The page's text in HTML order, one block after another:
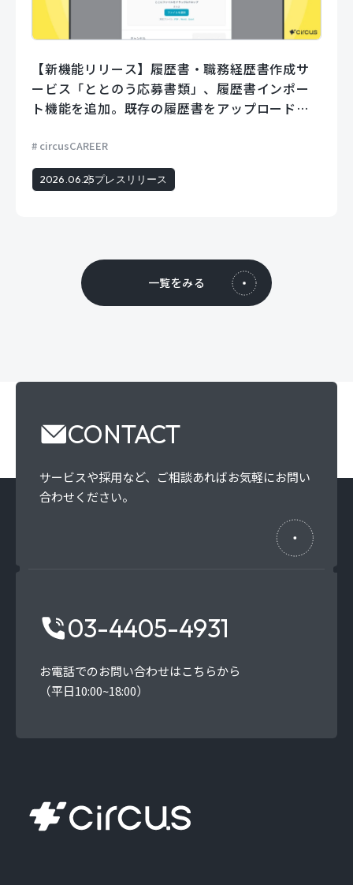
一覧をみる
【新機能リリース】履歴書・職務経歴書作成サ
ービス「ととのう応募書類」、履歴書インポー
ト機能を追加。既存の履歴書をアップロードす
circusCAREER
2026.06.25プレスリリース
CONTACT
サービスや採用など、 ご相談あればお気軽にお問い
合わせください。
03-4405-4931
お電話でのお問い合わせはこちらから
（平日10:00~18:00）